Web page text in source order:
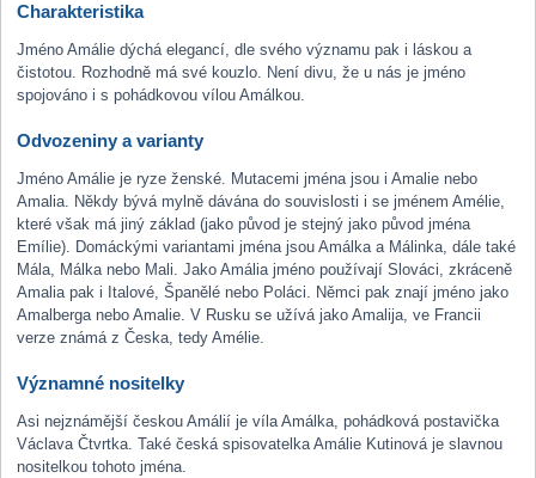
Charakteristika
Jméno Amálie dýchá elegancí, dle svého významu pak i láskou a
čistotou. Rozhodně má své kouzlo. Není divu, že u nás je jméno
spojováno i s pohádkovou vílou Amálkou.
Odvozeniny a varianty
Jméno Amálie je ryze ženské. Mutacemi jména jsou i Amalie nebo
Amalia. Někdy bývá mylně dávána do souvislosti i se jménem Amélie,
které však má jiný základ (jako původ je stejný jako původ jména
Emílie). Domáckými variantami jména jsou Amálka a Málinka, dále také
Mála, Málka nebo Mali. Jako Amália jméno používají Slováci, zkráceně
Amalia pak i Italové, Španělé nebo Poláci. Němci pak znají jméno jako
Amalberga nebo Amalie. V Rusku se užívá jako Amalija, ve Francii
verze známá z Česka, tedy Amélie.
Významné nositelky
Asi nejznámější českou Amálií je víla Amálka, pohádková postavička
Václava Čtvrtka. Také česká spisovatelka Amálie Kutinová je slavnou
nositelkou tohoto jména.